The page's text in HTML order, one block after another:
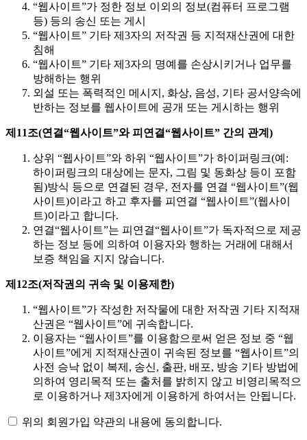
“웹사이트”가 정한 정보 이외의 정보(컴퓨터 프로그램
등) 등의 송신 또는 게시
“웹사이트” 기타 제3자의 저작권 등 지적재산권에 대한
침해
“웹사이트” 기타 제3자의 명예를 손상시키거나 업무를
방해하는 행위
외설 또는 폭력적인 메시지, 화상, 음성, 기타 공서양속에
반하는 정보를 웹사이트에 공개 또는 게시하는 행위
제11조(연결“웹사이트”와 피연결“웹사이트” 간의 관계)
상위 “웹사이트”와 하위 “웹사이트”가 하이퍼링크(예:
하이퍼링크의 대상에는 문자, 그림 및 동화상 등이 포함
됨)방식 등으로 연결된 경우, 전자를 연결 “웹사이트”(웹
사이트)이라고 하고 후자를 피연결 “웹사이트”(웹사이
트)이라고 합니다.
연결“웹사이트”는 피연결“웹사이트”가 독자적으로 제공
하는 정보 등에 의하여 이용자와 행하는 거래에 대해서
보증 책임을 지지 않습니다.
제12조(저작권의 귀속 및 이용제한)
“웹사이트”가 작성한 저작물에 대한 저작권 기타 지적재
산권은 “웹사이트”에 귀속합니다.
이용자는 “웹사이트”를 이용함으로써 얻은 정보 중 “웹
사이트”에게 지적재산권이 귀속된 정보를 “웹사이트”의
사전 승낙 없이 복제, 송신, 출판, 배포, 방송 기타 방법에
의하여 영리목적 또는 출처를 밝히지 않고 비영리목적으
로 이용하거나 제3자에게 이용하게 하여서는 안됩니다.
위의 회원가입 약관의 내용에 동의합니다.